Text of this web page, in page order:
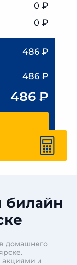
0 ₽
0 ₽
486 ₽
486 ₽
486 ₽
билайн
домашнего
акциями и